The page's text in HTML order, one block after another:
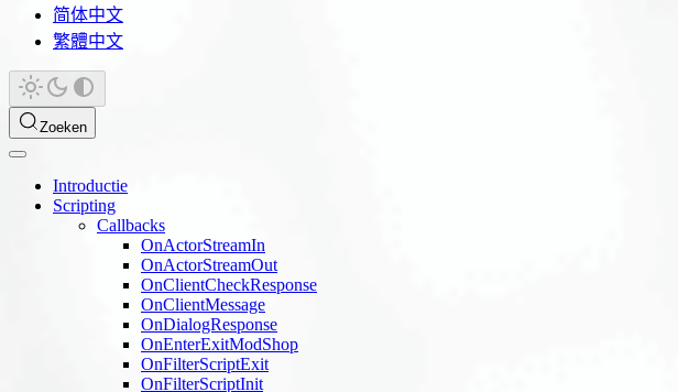
简体中文
繁體中文
Zoeken
Introductie
Scripting
Callbacks
OnActorStreamIn
OnActorStreamOut
OnClientCheckResponse
OnClientMessage
OnDialogResponse
OnEnterExitModShop
OnFilterScriptExit
OnFilterScriptInit